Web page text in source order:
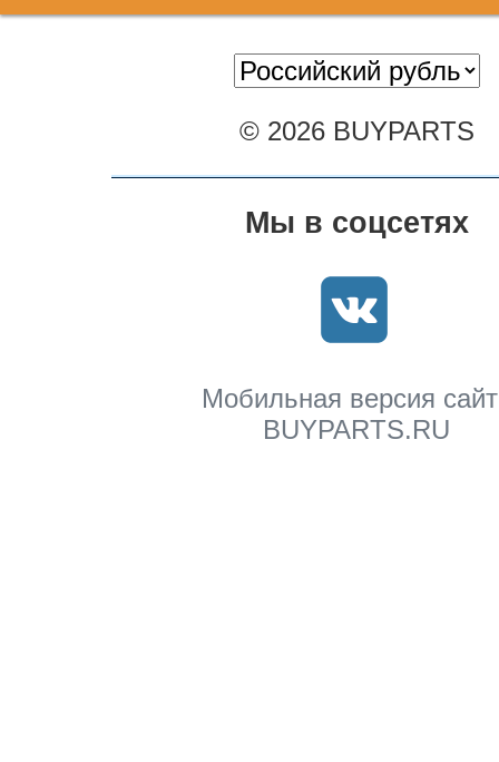
© 2026 BUYPARTS
Мы в соцсетях
Мобильная версия
BUYPARTS.RU